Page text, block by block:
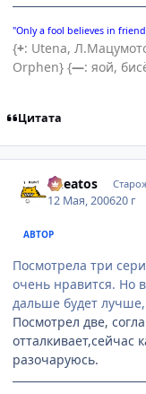
"Only a fool believes in
{+: Utena,
Orphen} {—: яой,
Цитата
Cheatos
12 Мая, 200620 г
АВТОР
Посмотрела три
очень нравится. Но
дальше будет
Посмотрел две,
разочаруюсь.